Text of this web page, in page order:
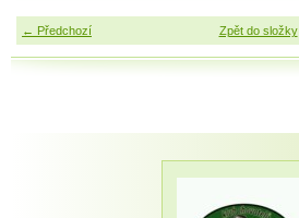
← Předchozí Zpět do složky